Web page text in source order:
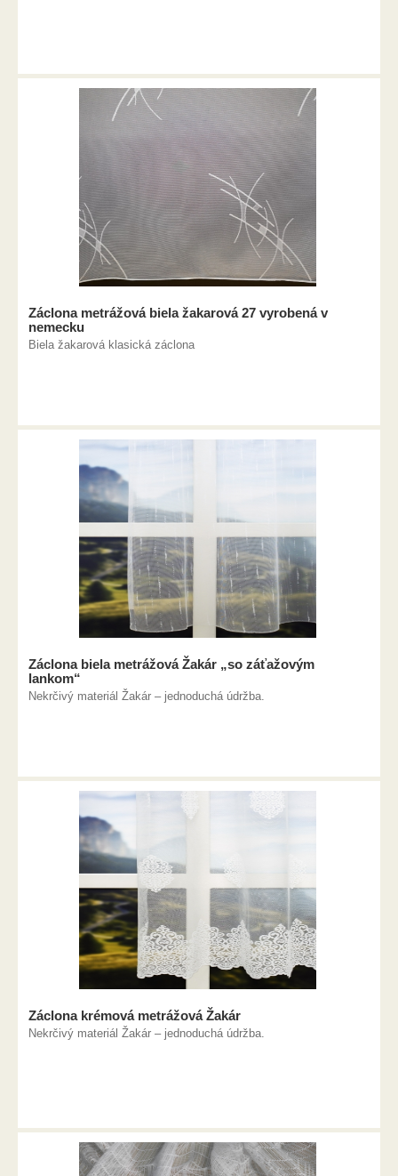
Záclona metrážová biela žakarová 27 vyrobená v
nemecku
Biela žakarová klasická záclona
Záclona biela metrážová Žakár „so záťažovým
lankom“
Nekrčivý materiál Žakár – jednoduchá údržba.
Záclona krémová metrážová Žakár
Nekrčivý materiál Žakár – jednoduchá údržba.